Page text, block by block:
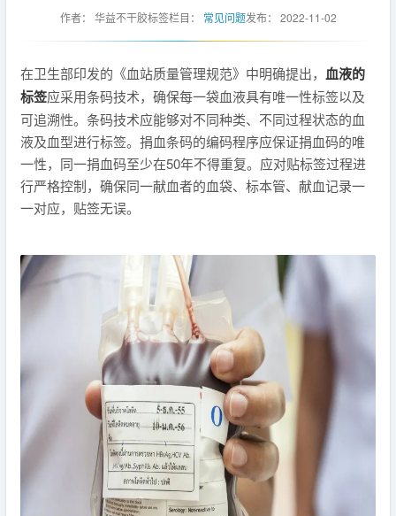
作者： 华益不干胶标签栏目： 常见问题发布： 2022-11-02
在卫生部印发的《血站质量管理规范》中明确提出， 血液的
标签应采用条码技术，确保每一袋血液具有唯一性标签以及
可追溯性。条码技术应能够对不同种类、不同过程状态的血
液及血型进行标签。捐血条码的编码程序应保证捐血码的唯
一性，同一捐血码至少在50年不得重复。应对贴标签过程进
行严格控制，确保同一献血者的血袋、标本管、献血记录一
一对应，贴签无误。